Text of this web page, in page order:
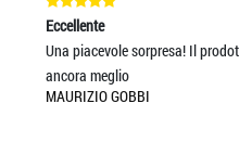
Eccellente
Una piacevole sorpresa! Il prodotto
ancora meglio
MAURIZIO GOBBI